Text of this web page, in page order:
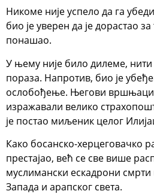
Никоме није успело да га
био је уверен да је дорастао
понашао.
У њему није било дилеме, нити
пораза. Напротив, био је
ослобођење. Његови вршњаци
изражавали велико
је постао миљеник целог
Како босанско-херцеговачко
престајао, већ се све више
муслимански ескадрони
Запада и арапског света.